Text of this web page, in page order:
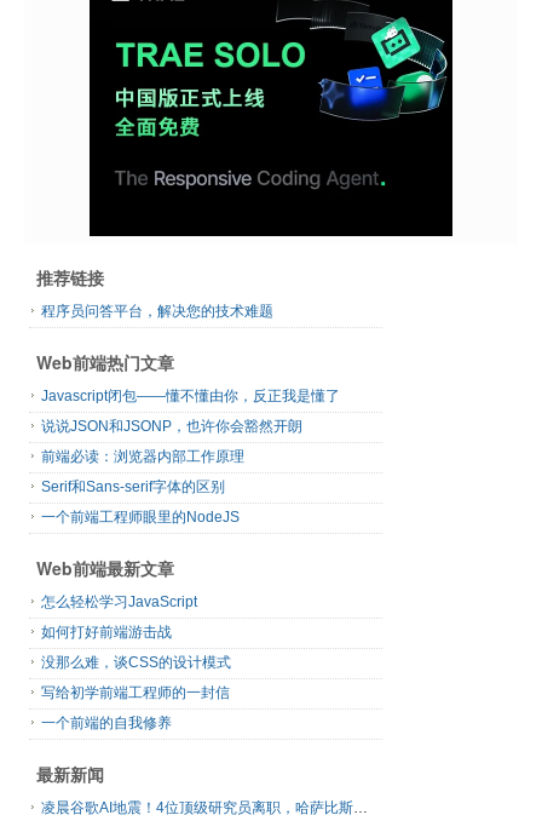
推荐链接
程序员问答平台，解决您的技术难题
Web前端热门文章
Javascript闭包——懂不懂由你，反正我是懂了
说说JSON和JSONP，也许你会豁然开朗
前端必读：浏览器内部工作原理
Serif和Sans-serif字体的区别
一个前端工程师眼里的NodeJS
Web前端最新文章
怎么轻松学习JavaScript
如何打好前端游击战
没那么难，谈CSS的设计模式
写给初学前端工程师的一封信
一个前端的自我修养
最新新闻
凌晨谷歌AI地震！4位顶级研究员离职，哈萨比斯退出日常管理，网友直呼“谷歌掉队”